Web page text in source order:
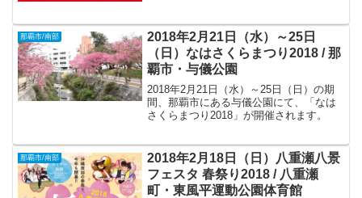
那覇市/南部
2018年2月21日（水）～25日
（日）なはさくらまつり2018 / 那
覇市・与儀公園
2018年2月21日（水）～25日（日）の期
間、那覇市にある与儀公園にて、「なは
さくらまつり2018」が開催されます。
那覇市/南部
2018年2月18日（日）八重瀬八景
フェスタ 春祭り2018 / 八重瀬
町・東風平運動公園体育館